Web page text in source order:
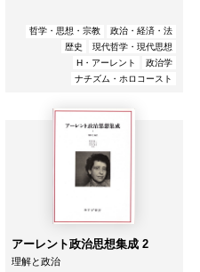
哲学・思想・宗教
政治・経済・法
歴史
現代哲学・現代思想
H・アーレント
政治学
ナチズム・ホロコースト
アーレント政治思想集成 2
理解と政治